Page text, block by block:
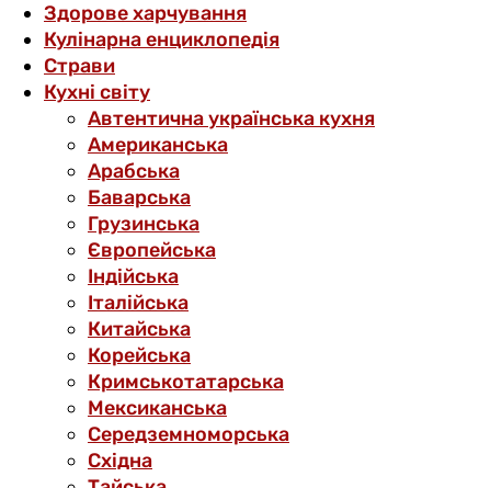
Здорове харчування
Кулінарна енциклопедія
Страви
Кухні світу
Автентична українська кухня
Американська
Арабська
Баварська
Грузинська
Європейська
Індійська
Італійська
Китайська
Корейська
Кримськотатарська
Мексиканська
Середземноморська
Східна